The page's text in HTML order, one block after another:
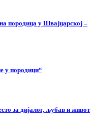
породица у Швајцарској –
у породици“
за дијалог, љубав и живот